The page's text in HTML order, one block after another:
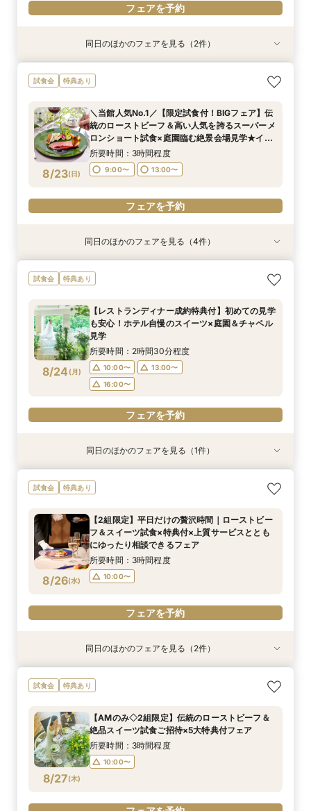
フェアを予約
特典あり
8/22(土)
【1万坪の日本庭園】本格神殿・庭見え会場見学
×『絶景ビュッフェ』ご招待＆フェア成約特典付
9:00〜
13:00〜
16:30〜
フェアを予約
特典あり
8/22(土)
【2〜3件目見学におすすめ】見積り×おもてなし
徹底比較×絶景ランチビュッフェ券付！ホテル婚
本命会場を見極めたい方におすすめ
所要時間：2時間30分程度
9:00〜
13:00〜
16:30〜
同日のほかのフェアを見る（2件）
試食会 特典あり
8/23(日)
＼当館人気No.1／【限定試食付！BIGフェア】伝
統のローストビーフ＆高い人気を誇るスーパーメ
ロンショート試食×庭園臨む絶景会場見学★イ
メージ膨らむチャペル入場体験もご用意！
所要時間：3時間程度
9:00〜 13:00〜
フェアを予約
特典あり
8/23(日)
【会場見学のラストにおすすめ！決め手が見つか
る】徹底比較相談×チャペル入場体験と庭見え絶
レゼント
所要時間：2時間程度
16:30〜
フェアを予約
特典あり
8/23(日)
【27年2月までの結婚式がお得】限定プラン大公
開×直近ウエディング相談＆美食体験《成約特
円ご優待！
所要時間：3時間程度
9:00〜
フェアを予約
特典あり
8/23(日)
【2〜3件目見学におすすめ】料理・見積り・お
もてなしを他会場と比較しながら確認できる相談
理しながら、本命会場を見極めたい方におすす
め！
所要時間：3時間程度
9:00〜
フェアを予約
特典あり
8/23(日)
《和婚検討の方必見》本格神殿＆1万坪の庭園臨
む絶景会場×伝統ローストビーフ＆メディアでも
所要時間：3時間程度
9:00〜
フェアを予約
同日のほかのフェアを見る（4件）
試食会 特典あり
8/24 (月)
【レストランディナー成約特典付】初めての見学
も安心！ホテル自慢のスイーツ×庭園＆チャペル
見学
所要時間：2時間30分程度
10:00〜
13:00〜
16:00〜
フェアを予約
特典あり
8/24(月)
【和婚ご検討のおふたりへ】本格神殿＆1万坪の
日本庭園×話題のSATSUKIスイーツが愉しめる
所要時間：2時間程度
10:00〜
13:00〜
16:00〜
同日のほかのフェアを見る（1件）
試食会 特典あり
8/26(水)
【2組限定】平日だけの贅沢時間｜ローストビー
フ＆スイーツ試食×特典付×上質サービスととも
にゆったり相談できるフェア
所要時間：3時間程度
10:00〜
フェアを予約
特典あり
8/26(水)
【平日だからゆっくり相談】初めての見学も安
心！ホテル自慢のスイーツ×庭園×チャペル見学
10:00〜
13:00〜
16:00〜
特典あり
8/26(水)
【美しき日本の結婚式】本格神殿＆1万坪の庭園
臨む絶景会場×パティスリーSATSUKIスイーツ体
所要時間：2時間程度
16:00〜
同日のほかのフェアを見る（2件）
試食会 特典あり
8/27(木)
【AMのみ◇2組限定】伝統のローストビーフ＆
絶品スイーツ試食ご招待×5大特典付フェア
所要時間：3時間程度
10:00〜